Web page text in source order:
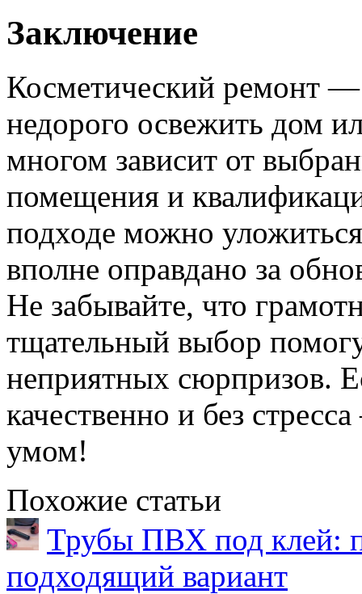
Заключение
Косметический ремонт
недорого освежить дом
многом зависит от
помещения и
подходе можно
вполне оправдано за
Не забывайте, что
тщательный выбор
неприятных сюрпризов.
качественно и без
умом!
Похожие статьи
Трубы ПВХ под клей:
подходящий вариант